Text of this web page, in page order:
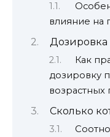
влияние на
Дозировка
Как
дозировку
возрастных
Сколько